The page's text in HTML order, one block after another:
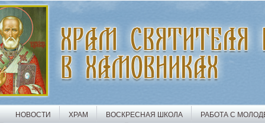
НОВОСТИ ХРАМ ВОСКРЕСНАЯ ШКОЛА РАБОТА С